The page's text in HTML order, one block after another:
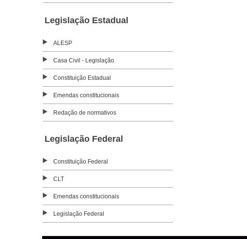
Legislação Estadual
ALESP
Casa Civil - Legislação
Constituição Estadual
Emendas constitucionais
Redação de normativos
Legislação Federal
Constituição Federal
CLT
Emendas constitucionais
Legislação Federal